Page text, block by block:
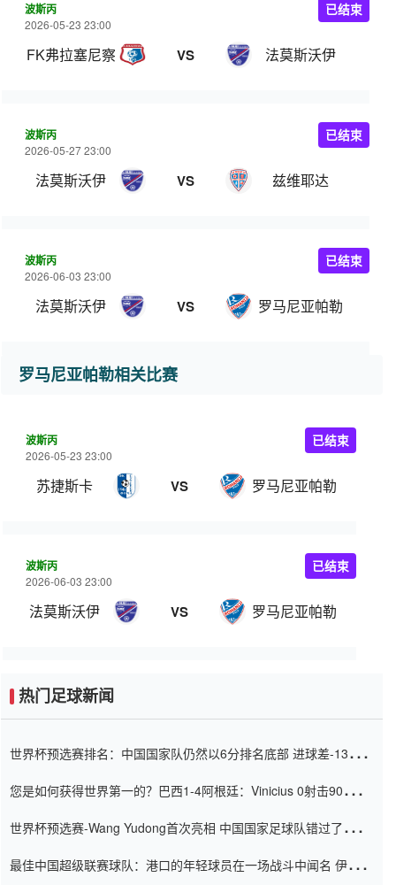
波斯丙
2026-05-23 23:00
FK弗拉塞尼察 VS 法莫斯沃伊
已结束
波斯丙
2026-05-27 23:00
法莫斯沃伊 VS 兹维耶达
已结束
波斯丙
2026-06-03 23:00
法莫斯沃伊 VS 罗马尼亚帕勒
已结束
罗马尼亚帕勒相关比赛
波斯丙
2026-05-23 23:00
苏捷斯卡 VS 罗马尼亚帕勒
已结束
波斯丙
2026-06-03 23:00
法莫斯沃伊 VS 罗马尼亚帕勒
已结束
热门足球新闻
世界杯预选赛排名：中国国家队仍然以6分排名底部 进球差-13令人
您是如何获得世界第一的？巴西1-4阿根廷：Vinicius 0射击90分钟
世界杯预选赛-Wang Yudong首次亮相 中国国家足球队错过了世界
最佳中国超级联赛球队：港口的年轻球员在一场战斗中闻名 伊万放